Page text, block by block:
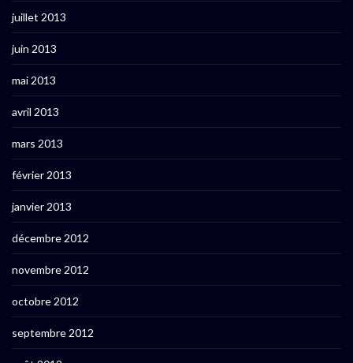
juillet 2013
juin 2013
mai 2013
avril 2013
mars 2013
février 2013
janvier 2013
décembre 2012
novembre 2012
octobre 2012
septembre 2012